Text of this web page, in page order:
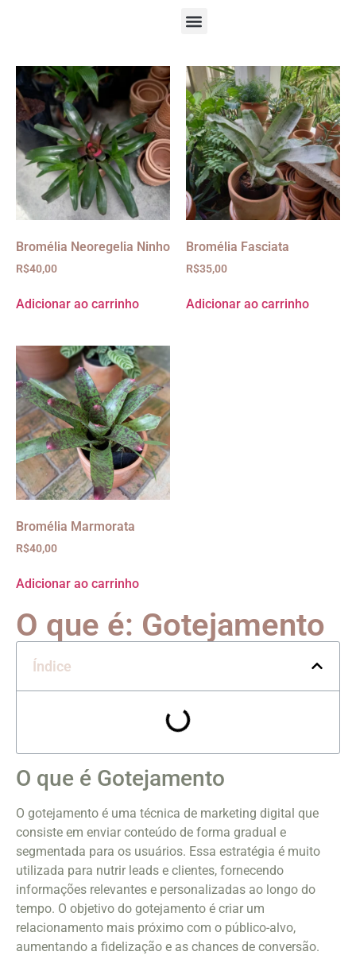
Bromélia Neoregelia Ninho
R$40,00
Adicionar ao carrinho
Bromélia Fasciata
R$35,00
Adicionar ao carrinho
Bromélia Marmorata
R$40,00
Adicionar ao carrinho
O que é: Gotejamento
Índice
O que é Gotejamento
O gotejamento é uma técnica de marketing digital que
consiste em enviar conteúdo de forma gradual e
segmentada para os usuários. Essa estratégia é muito
utilizada para nutrir leads e clientes, fornecendo
informações relevantes e personalizadas ao longo do
tempo. O objetivo do gotejamento é criar um
relacionamento mais próximo com o público-alvo,
aumentando a fidelização e as chances de conversão.